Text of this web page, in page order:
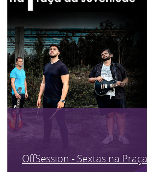
OffSession - Sextas na Praça